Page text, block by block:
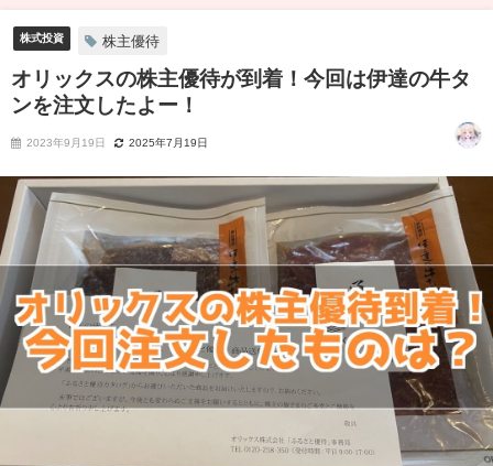
株式投資 株主優待
オリックスの株主優待が到着！今回は伊達の牛タ
ンを注文したよー！
2023年9月19日 2025年7月19日